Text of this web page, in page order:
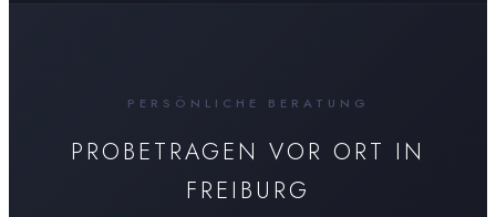
PERSÖNLICHE BERATUNG
PROBETRAGEN VOR ORT IN
FREIBURG